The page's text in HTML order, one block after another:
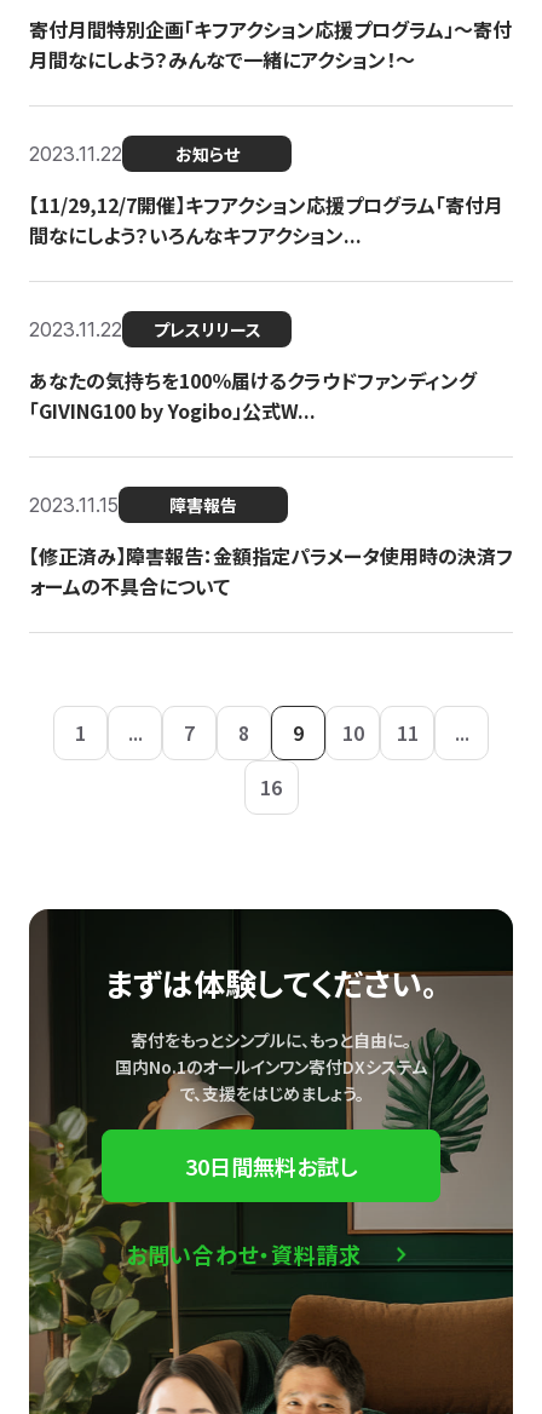
寄付月間特別企画「キフアクション応援プログラム」〜寄付
月間なにしよう？みんなで一緒にアクション！〜
2023.11.22 お知らせ
【11/29,12/7開催】キフアクション応援プログラム「寄付月
間なにしよう？いろんなキフアクション...
2023.11.22 プレスリリース
あなたの気持ちを100％届けるクラウドファンディング
「GIVING100 by Yogibo」公式W...
2023.11.15 障害報告
【修正済み】障害報告：金額指定パラメータ使用時の決済フ
ォームの不具合について
1 ... 7 8 9 10 11
...
16
まずは体験してください。
寄付をもっとシンプルに、もっと自由に。
国内No.1のオールインワン寄付DXシステム
で、支援をはじめましょう。
30日間無料お試し
お問い合わせ・資料請求